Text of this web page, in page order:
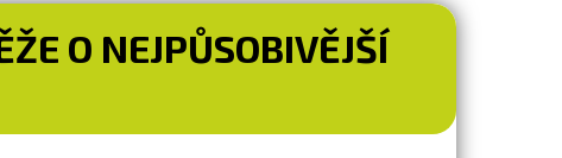
O NEJPŮSOBIVĚJŠÍ